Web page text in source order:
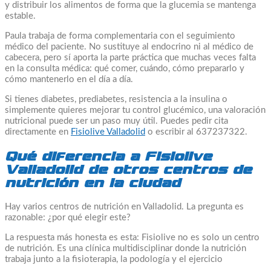
y distribuir los alimentos de forma que la glucemia se mantenga
estable.
Paula trabaja de forma complementaria con el seguimiento
médico del paciente. No sustituye al endocrino ni al médico de
cabecera, pero sí aporta la parte práctica que muchas veces falta
en la consulta médica: qué comer, cuándo, cómo prepararlo y
cómo mantenerlo en el día a día.
Si tienes diabetes, prediabetes, resistencia a la insulina o
simplemente quieres mejorar tu control glucémico, una valoración
nutricional puede ser un paso muy útil. Puedes pedir cita
directamente en Fisiolive Valladolid o escribir al 637237322.
Qué diferencia a Fisiolive
Valladolid de otros centros de
nutrición en la ciudad
Hay varios centros de nutrición en Valladolid. La pregunta es
razonable: ¿por qué elegir este?
La respuesta más honesta es esta: Fisiolive no es solo un centro
de nutrición. Es una clínica multidisciplinar donde la nutrición
trabaja junto a la fisioterapia, la podología y el ejercicio